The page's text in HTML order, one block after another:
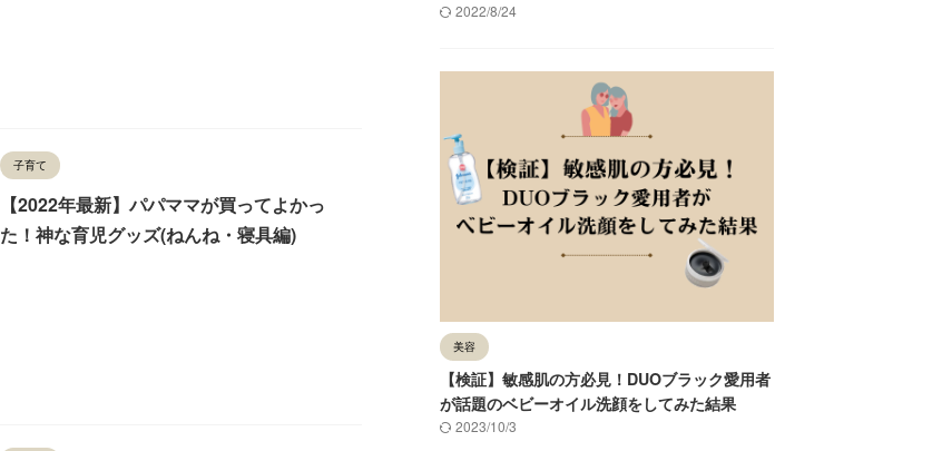
子育て
【2022年最新】パパママが買ってよかっ
た！神な育児グッズ(ねんね・寝具編)
2022/8/24
美容
【検証】敏感肌の方必見！DUOブラック愛用者
が話題のベビーオイル洗顔をしてみた結果
2023/10/3